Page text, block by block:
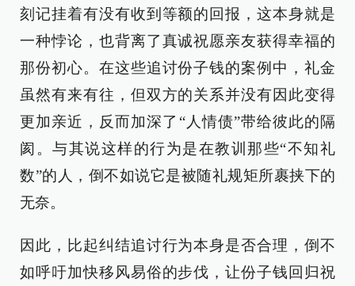
刻记挂着有没有收到等额的回报，这本身就是
一种悖论，也背离了真诚祝愿亲友获得幸福的
那份初心。在这些追讨份子钱的案例中，礼金
虽然有来有往，但双方的关系并没有因此变得
更加亲近，反而加深了“人情债”带给彼此的隔
阂。与其说这样的行为是在教训那些“不知礼
数”的人，倒不如说它是被随礼规矩所裹挟下的
无奈。
因此，比起纠结追讨行为本身是否合理，倒不
如呼吁加快移风易俗的步伐，让份子钱回归祝